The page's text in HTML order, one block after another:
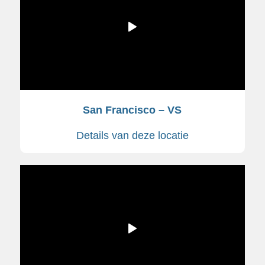
San Francisco – VS
Details van deze locatie